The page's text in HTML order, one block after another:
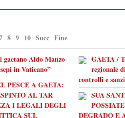
8 9 10 Succ Fine
Aldo Manzo
in Vaticano”
PESCE A GAETA:
AL TAR
I LEGALI DEGLI
SUL
GAETA /
regionale
controlli e
SUA
DEGRADO E